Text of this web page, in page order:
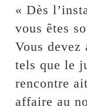
« Dès
vous êtes
Vous devez
tels que le
rencontre
affaire au